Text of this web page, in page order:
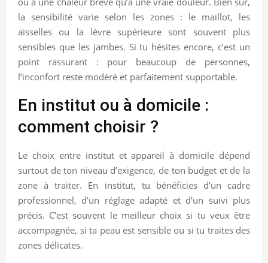
la sensibilité varie selon les zones : le maillot, les
aisselles ou la lèvre supérieure sont souvent plus
sensibles que les jambes. Si tu hésites encore, c’est un
point rassurant : pour beaucoup de personnes,
l’inconfort reste modéré et parfaitement supportable.
En institut ou à domicile :
comment choisir ?
Le choix entre institut et appareil à domicile dépend
surtout de ton niveau d’exigence, de ton budget et de la
zone à traiter. En institut, tu bénéficies d’un cadre
professionnel, d’un réglage adapté et d’un suivi plus
précis. C’est souvent le meilleur choix si tu veux être
accompagnée, si ta peau est sensible ou si tu traites des
zones délicates.